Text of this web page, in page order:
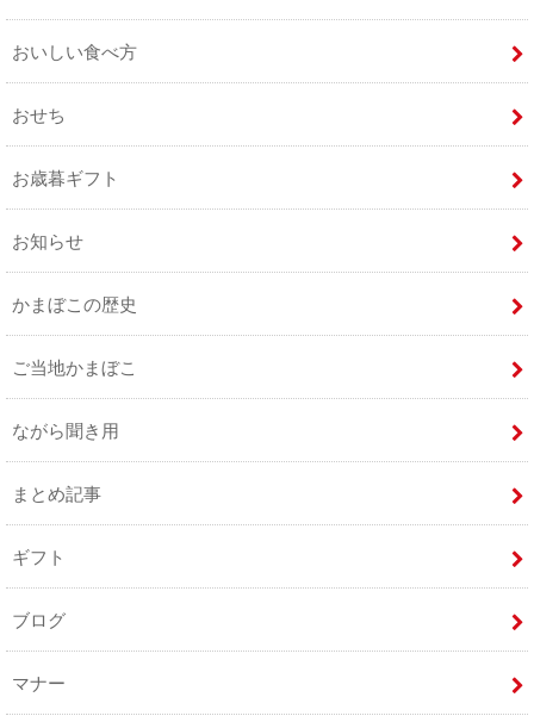
おいしい食べ方
おせち
お歳暮ギフト
お知らせ
かまぼこの歴史
ご当地かまぼこ
ながら聞き用
まとめ記事
ギフト
ブログ
マナー